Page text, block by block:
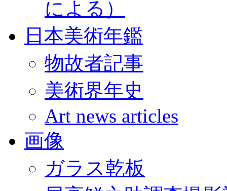
による）
日本美術年鑑
物故者記事
美術界年史
Art news articles
画像
ガラス乾板